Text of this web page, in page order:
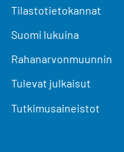
Tilastotietokannat
Suomi lukuina
Rahanarvonmuunnin
Tulevat julkaisut
Tutkimusaineistot